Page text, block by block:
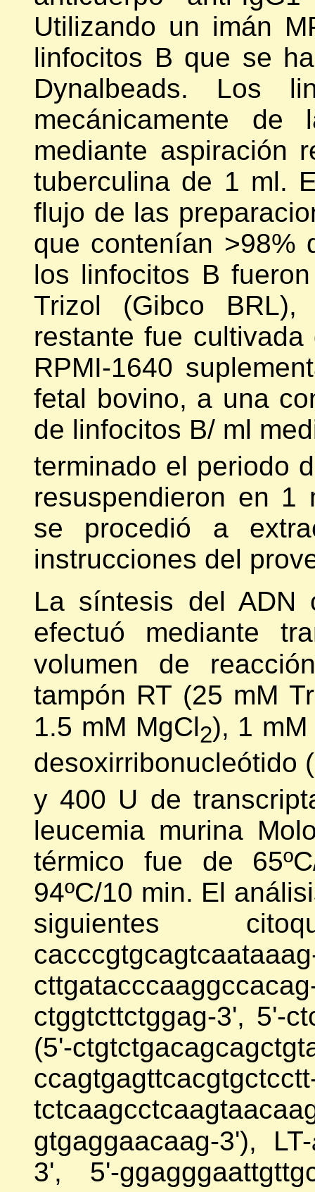
Utilizando un imán
linfocitos B que se
Dynalbeads. Los
mecánicamente de
mediante aspiración
tuberculina de 1 ml.
flujo de las
que contenían >98%
los linfocitos B
Trizol (Gibco
restante fue
RPMI-1640
fetal bovino, a una
de linfocitos B/ ml
terminado el periodo
resuspendieron en 1
se procedió a
instrucciones del
La síntesis del ADN
efectuó mediante
volumen de
tampón RT (25 mM
1.5 mM MgCl2), 1
desoxirribonucleótido
y 400 U de
leucemia murina
térmico fue de
94ºC/10 min. El
siguientes
ctggtcttctggag-3', 5'-
(5'-
gtgaggaacaag-3'), LT-
3', 5'-